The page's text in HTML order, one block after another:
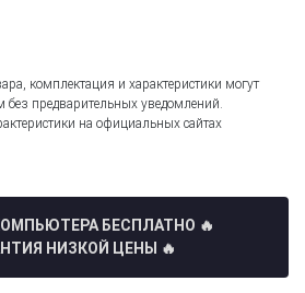
комплектация и характеристики могут
без предварительных уведомлений.
на официальных сайтах
БЕСПЛАТНО 🔥
НИЗКОЙ ЦЕНЫ 🔥